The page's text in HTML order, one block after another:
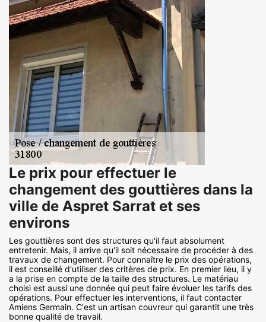
Le prix pour effectuer le
changement des gouttières dans la
ville de Aspret Sarrat et ses
environs
Les gouttières sont des structures qu'il faut absolument
entretenir. Mais, il arrive qu'il soit nécessaire de procéder à des
travaux de changement. Pour connaître le prix des opérations,
il est conseillé d'utiliser des critères de prix. En premier lieu, il y
a la prise en compte de la taille des structures. Le matériau
choisi est aussi une donnée qui peut faire évoluer les tarifs des
opérations. Pour effectuer les interventions, il faut contacter
Amiens Germain. C'est un artisan couvreur qui garantit une très
bonne qualité de travail.